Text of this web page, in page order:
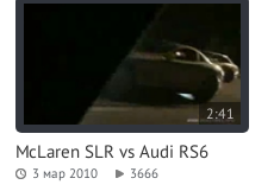
2:41
McLaren SLR vs Audi RS6
3 мар 2010 3666